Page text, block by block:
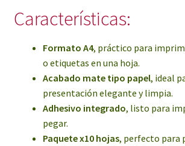
Características:
Formato A4, práctico para
o etiquetas en una hoja.
Acabado mate tipo papel, ideal
presentación elegante y limpia.
Adhesivo integrado, listo para
pegar.
Paquete x10 hojas, perfecto para